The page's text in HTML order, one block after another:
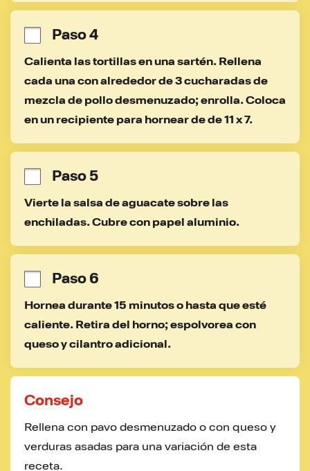
Paso 4
Calienta las tortillas en una sartén. Rellena
cada una con alrededor de 3 cucharadas de
mezcla de pollo desmenuzado; enrolla. Coloca
en un recipiente para hornear de de 11 x 7.
Paso 5
Vierte la salsa de aguacate sobre las
enchiladas. Cubre con papel aluminio.
Paso 6
Hornea durante 15 minutos o hasta que esté
caliente. Retira del horno; espolvorea con
queso y cilantro adicional.
Consejo
Rellena con pavo desmenuzado o con queso y
verduras asadas para una variación de esta
receta.